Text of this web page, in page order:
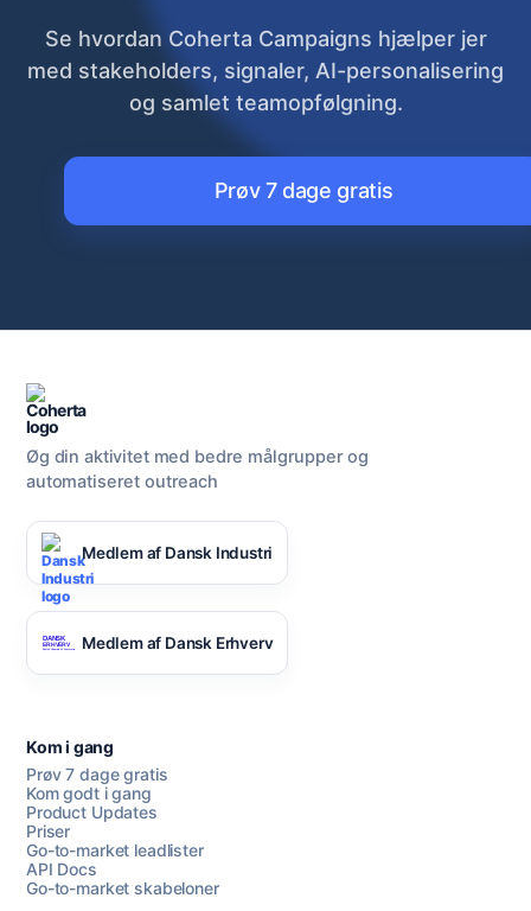
Se hvordan Coherta Campaigns hjælper jer
med stakeholders, signaler, AI-personalisering
og samlet teamopfølgning.
Prøv 7 dage gratis
Øg din aktivitet med bedre målgrupper og
automatiseret outreach
Medlem af Dansk Industri
Medlem af Dansk Erhverv
Kom i gang
Prøv 7 dage gratis
Kom godt i gang
Product Updates
Priser
Go-to-market leadlister
API Docs
Go-to-market skabeloner